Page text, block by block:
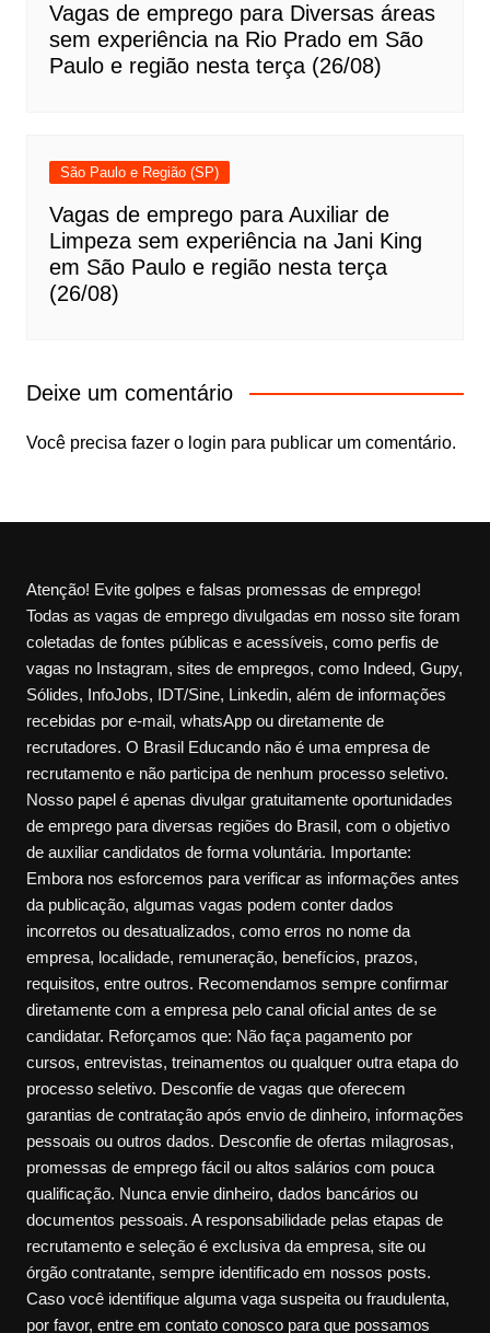
Vagas de emprego para Diversas áreas
sem experiência na Rio Prado em São
Paulo e região nesta terça (26/08)
São Paulo e Região (SP)
Vagas de emprego para Auxiliar de
Limpeza sem experiência na Jani King
em São Paulo e região nesta terça
(26/08)
Deixe um comentário
Você precisa fazer o login para publicar um comentário.
Atenção! Evite golpes e falsas promessas de emprego!
Todas as vagas de emprego divulgadas em nosso site foram
coletadas de fontes públicas e acessíveis, como perfis de
vagas no Instagram, sites de empregos, como Indeed, Gupy,
Sólides, InfoJobs, IDT/Sine, Linkedin, além de informações
recebidas por e-mail, whatsApp ou diretamente de
recrutadores. O Brasil Educando não é uma empresa de
recrutamento e não participa de nenhum processo seletivo.
Nosso papel é apenas divulgar gratuitamente oportunidades
de emprego para diversas regiões do Brasil, com o objetivo
de auxiliar candidatos de forma voluntária. Importante:
Embora nos esforcemos para verificar as informações antes
da publicação, algumas vagas podem conter dados
incorretos ou desatualizados, como erros no nome da
empresa, localidade, remuneração, benefícios, prazos,
requisitos, entre outros. Recomendamos sempre confirmar
diretamente com a empresa pelo canal oficial antes de se
candidatar. Reforçamos que: Não faça pagamento por
cursos, entrevistas, treinamentos ou qualquer outra etapa do
processo seletivo. Desconfie de vagas que oferecem
garantias de contratação após envio de dinheiro, informações
pessoais ou outros dados. Desconfie de ofertas milagrosas,
promessas de emprego fácil ou altos salários com pouca
qualificação. Nunca envie dinheiro, dados bancários ou
documentos pessoais. A responsabilidade pelas etapas de
recrutamento e seleção é exclusiva da empresa, site ou
órgão contratante, sempre identificado em nossos posts.
Caso você identifique alguma vaga suspeita ou fraudulenta,
por favor, entre em contato conosco para que possamos